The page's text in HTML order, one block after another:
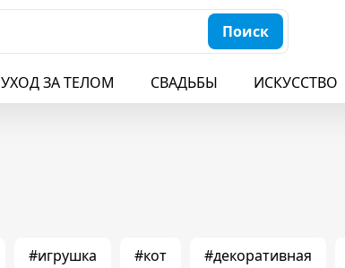
Поиск
УХОД ЗА ТЕЛОМ СВАДЬБЫ ИСКУССТВО
#игрушка #кот #декоративная